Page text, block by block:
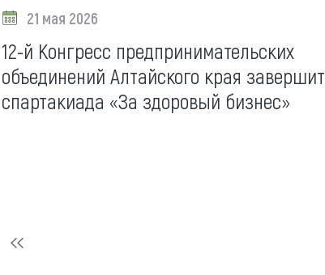
21 мая 2026
12-й Конгресс предпринимательских
объединений Алтайского края завершит
спартакиада «За здоровый бизнес»